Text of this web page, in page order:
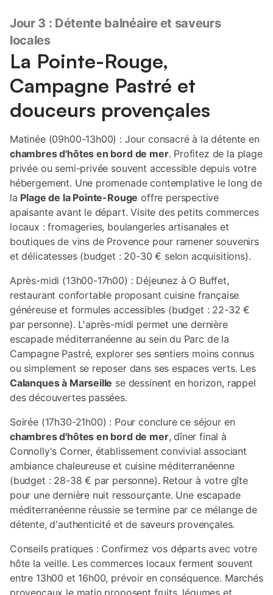
Jour 3 : Détente balnéaire et saveurs
locales
La Pointe-Rouge,
Campagne Pastré et
douceurs provençales
Matinée (09h00-13h00) : Jour consacré à la détente en
chambres d'hôtes en bord de mer. Profitez de la plage
privée ou semi-privée souvent accessible depuis votre
hébergement. Une promenade contemplative le long de
la Plage de la Pointe-Rouge offre perspective
apaisante avant le départ. Visite des petits commerces
locaux : fromageries, boulangeries artisanales et
boutiques de vins de Provence pour ramener souvenirs
et délicatesses (budget : 20-30 € selon acquisitions).
Après-midi (13h00-17h00) : Déjeunez à O Buffet,
restaurant confortable proposant cuisine française
généreuse et formules accessibles (budget : 22-32 €
par personne). L'après-midi permet une dernière
escapade méditerranéenne au sein du Parc de la
Campagne Pastré, explorer ses sentiers moins connus
ou simplement se reposer dans ses espaces verts. Les
Calanques à Marseille se dessinent en horizon, rappel
des découvertes passées.
Soirée (17h30-21h00) : Pour conclure ce séjour en
chambres d'hôtes en bord de mer, dîner final à
Connolly's Corner, établissement convivial associant
ambiance chaleureuse et cuisine méditerranéenne
(budget : 28-38 € par personne). Retour à votre gîte
pour une dernière nuit ressourçante. Une escapade
méditerranéenne réussie se termine par ce mélange de
détente, d'authenticité et de saveurs provençales.
Conseils pratiques : Confirmez vos départs avec votre
hôte la veille. Les commerces locaux ferment souvent
entre 13h00 et 16h00, prévoir en conséquence. Marchés
provençaux le matin proposent fruits, légumes et